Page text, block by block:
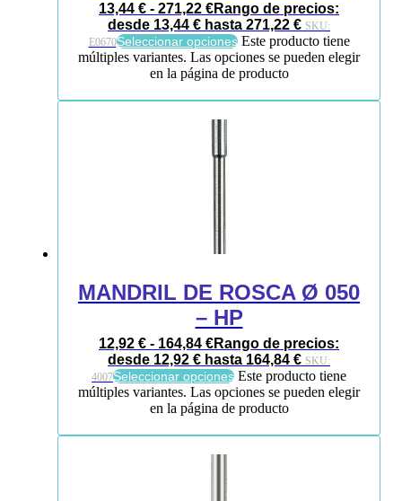
13,44 € - 271,22 €Rango de precios:
desde 13,44 € hasta 271,22 € SKU:
E0670Seleccionar opciones Este producto tiene
múltiples variantes. Las opciones se pueden elegir
en la página de producto
MANDRIL DE ROSCA Ø 050
– HP
12,92 € - 164,84 €Rango de precios:
desde 12,92 € hasta 164,84 € SKU:
4007Seleccionar opciones Este producto tiene
múltiples variantes. Las opciones se pueden elegir
en la página de producto